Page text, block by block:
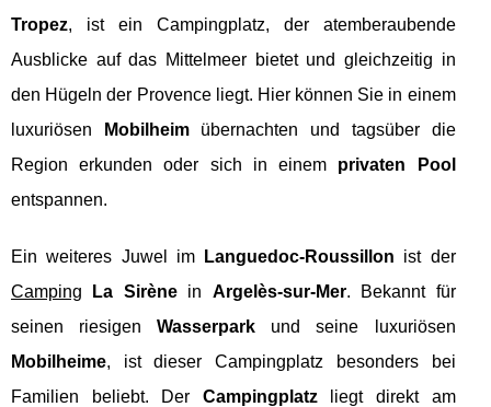
Tropez, ist ein Campingplatz, der atemberaubende
Ausblicke auf das Mittelmeer bietet und gleichzeitig in
den Hügeln der Provence liegt. Hier können Sie in einem
luxuriösen
Mobilheimübernachten und tagsüber die
Region erkunden oder sich in einem privaten Pool
entspannen.
Ein weiteres Juwel im Languedoc-Roussillon ist der
Camping La Sirènein Argelès-sur-Mer. Bekannt für
seinen riesigenWasserpark und seine luxuriösen
Mobilheime, ist dieser Campingplatz besonders bei
Familien beliebt. Der Campingplatzliegt direkt am